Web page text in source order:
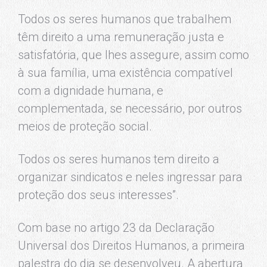
Todos os seres humanos que trabalhem
têm direito a uma remuneração justa e
satisfatória, que lhes assegure, assim como
à sua família, uma existência compatível
com a dignidade humana, e
complementada, se necessário, por outros
meios de proteção social.
Todos os seres humanos tem direito a
organizar sindicatos e neles ingressar para
proteção dos seus interesses”.
Com base no artigo 23 da Declaração
Universal dos Direitos Humanos, a primeira
palestra do dia se desenvolveu. A abertura